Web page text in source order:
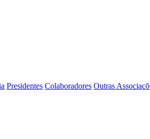
Presidentes Colaboradores Outras